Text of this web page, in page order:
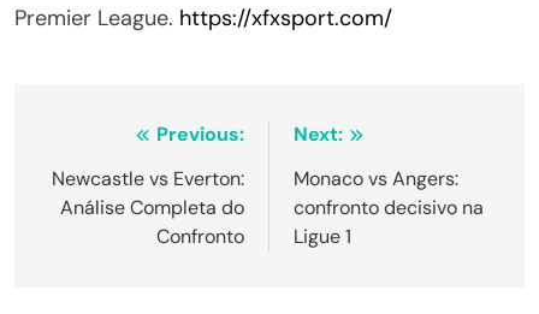
Premier League. https://xfxsport.com/
Navegação
de
Post
Previous:
Newcastle vs Everton:
Análise Completa do
Confronto
Next:
Monaco vs Angers:
confronto decisivo na
Ligue 1